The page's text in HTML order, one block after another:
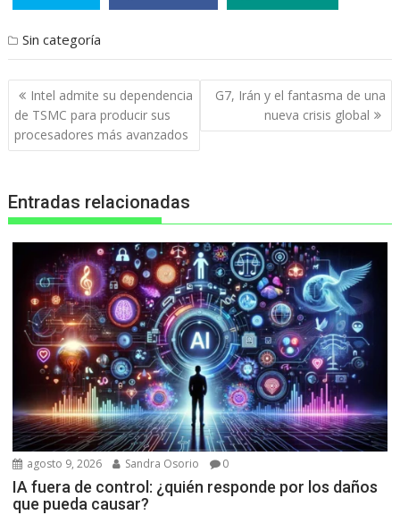
Sin categoría
Navegación
de
entradas
Intel admite su dependencia
de TSMC para producir sus
procesadores más avanzados
G7, Irán y el fantasma de una
nueva crisis global
Entradas relacionadas
agosto 9, 2026 Sandra Osorio 0
IA fuera de control: ¿quién responde por los daños
que pueda causar?